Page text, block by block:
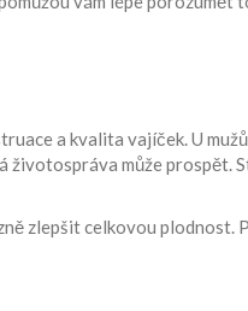
a kvalita vajíček. U
může prospět.
zlepšit celkovou